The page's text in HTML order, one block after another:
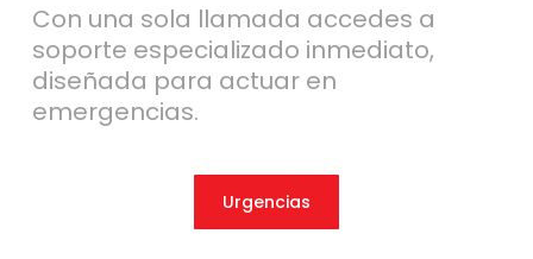
Con una sola llamada accedes a
soporte especializado inmediato,
diseñada para actuar en
emergencias.
Urgencias